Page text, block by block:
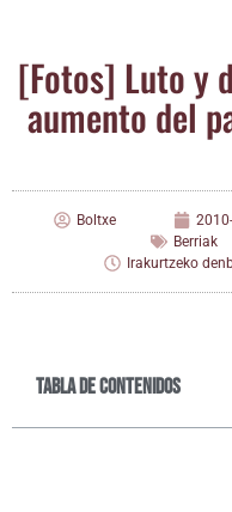
[Fotos] Luto y
aumen­to del
Boltxe
Berriak
Irakurtzeko
Tabla de contenidos